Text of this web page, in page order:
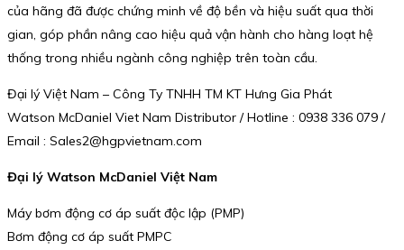
của hãng đã được chứng minh về độ bền và hiệu suất qua thời
gian, góp phần nâng cao hiệu quả vận hành cho hàng loạt hệ
thống trong nhiều ngành công nghiệp trên toàn cầu.
Đại lý Việt Nam – Công Ty TNHH TM KT Hưng Gia Phát
Watson McDaniel Viet Nam Distributor / Hotline : 0938 336 079 /
Email : Sales2@hgpvietnam.com
Đại lý Watson McDaniel Việt Nam
Máy bơm động cơ áp suất độc lập (PMP)
Bơm động cơ áp suất PMPC